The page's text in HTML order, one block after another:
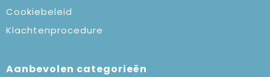
Cookiebeleid
Klachtenprocedure
Aanbevolen categorieën